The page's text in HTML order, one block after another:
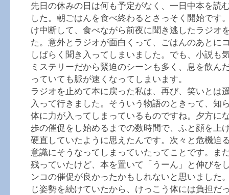
先日の休みの日は何も予定がなく、一日中本を読
した。朝ごはんを食べ終わるとさっそく開始です
け中断して、食べながら前夜に聞き逃したラジオ
た。意外とラジオが面白くって、ごはんのあとに
しばらく聞き入ってしまいました。でも、小説も
ミステリーだから緊迫のシーンも多く、息を飲ん
っていても脈が速くなってしまいます。
ラジオを止めて本に戻った私は、再び、笑いとは
入って行きました。そういう物語のときって、知
体に力が入ってしまっているものですね。夕方に
歩の催促をし始めるまでの数時間で、ふと顔を上
硬直していたように思えたんです。次々と危機迫
意識にそうなってしまっていたってことです。ま
残っていたけど、本を置いて「うーん」と伸びを
ンコの催促が良かったかもしれないと思いました
じ姿勢を続けていたから、けっこう体には負担だ